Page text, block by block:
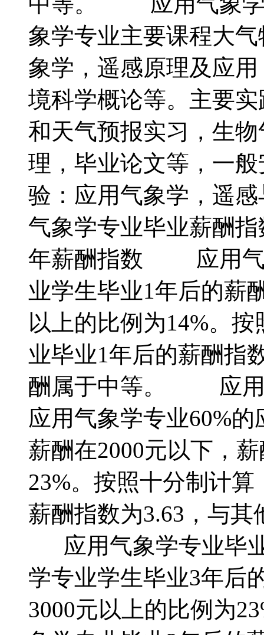
象学专业主要课程大
象学，遥感原理及应
境科学概论等。主要
和天气预报实习，生
理，毕业论文等，一
验：应用气象学，
气象学专业毕业薪
年薪酬指数 应用气
业学生毕业1年后的薪
以上的比例为14%。
业毕业1年后的薪酬指
酬属于中等。 应用
应用气象学专业60%
薪酬在2000元以下，
23%。按照十分制计
薪酬指数为3.63，与
应用气象学专业毕
学专业学生毕业3年后
3000元以上的比例为